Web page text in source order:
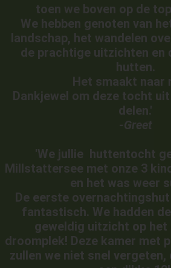
toen we boven op de
We hebben genoten van
landschap, het wandelen
de prachtige uitzichten en
hutten.
Het smaakt naar
Dankjewel om deze tocht
delen.'
-Greet
'We jullie huttentocht
Millstattersee met onze 3
en het was weer
De eerste
fantastisch. We hadden
geweldig uitzicht op het
droomplek! Deze kamer met
zullen we niet snel